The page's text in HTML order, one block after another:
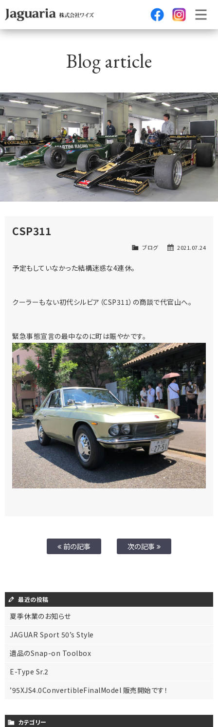
Blog article
CSP311
2021.07.24
ブログ
予定もしていなかった結構迷惑な4連休。
クーラーもない初代シルビア（CSP311）の商談で代官山へ。
緊急事態宣言の最中なのに町は賑やかです。
前の記事 次の記事
最近の投稿
夏季休業のお知らせ
JAGUAR Sport 50’s Style
遺品のSnap-on Toolbox
E-Type Sr.2
’95XJS4.0ConvertibleFinalModel 販売開始です！
カテゴリー